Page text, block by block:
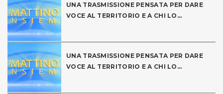
UNA TRASMISSIONE PENSATA PER DARE
VOCE AL TERRITORIO E A CHI LO...
UNA TRASMISSIONE PENSATA PER DARE
VOCE AL TERRITORIO E A CHI LO...